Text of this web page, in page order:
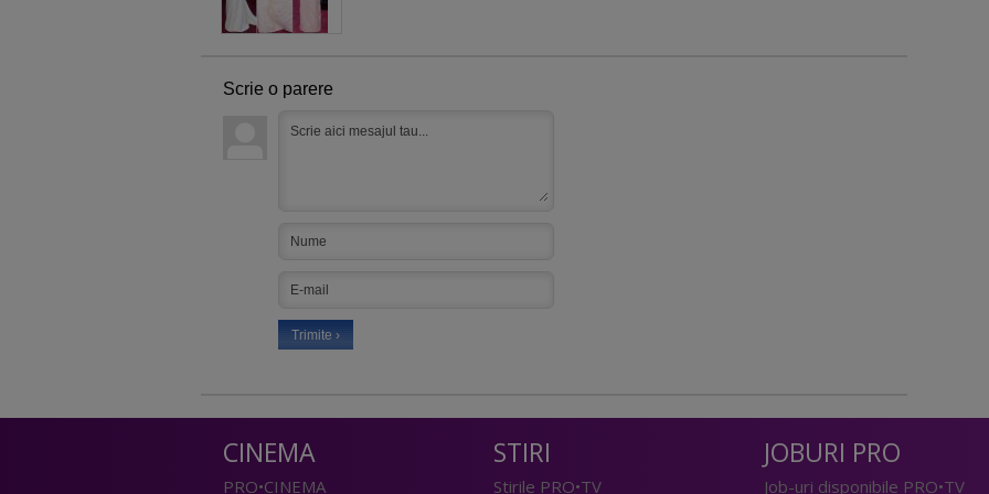
Scrie o parere
CINEMA
PRO•CINEMA
STIRI
Stirile PRO•TV
JOBURI PRO
Job-uri disponibile PRO•TV